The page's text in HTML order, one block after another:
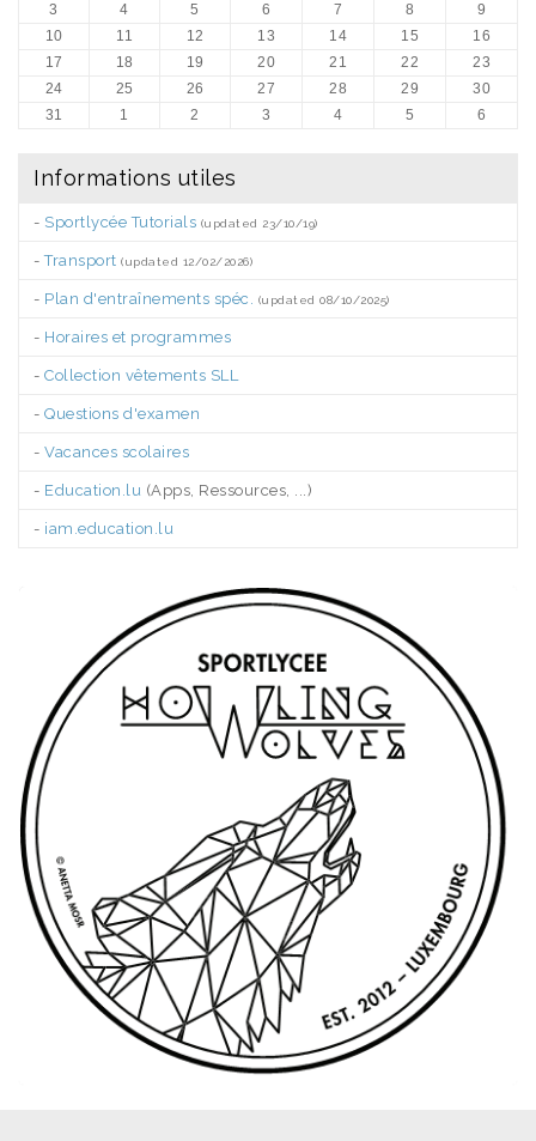
3
4 5 6 7 8
9
10
11 12 13 14 15
16
17
18 19 20 21 22
23
24
25 26 27 28 29
30
31
1 2 3 4 5 6
Informations utiles
- Sportlycée Tutorials (updated 23/10/19)
-Transport (updated 12/02/2026)
- Plan d'entraînements spéc. (updated 08/10/2025)
- Horaires et programmes
- Collection vêtements SLL
- Questions d'examen
- Vacances scolaires
- Education.lu (Apps, Ressources, ...)
- iam.education.lu